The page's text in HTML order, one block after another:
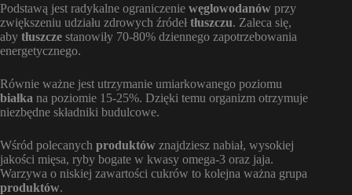
Podstawą jest radykalne ograniczenie węglowodanów przy
zwiększeniu udziału zdrowych źródełtłuszczu. Zaleca się,
aby tłuszcze stanowiły 70-80% dziennego zapotrzebowania
energetycznego.
Równie ważne jest utrzymanie umiarkowanego poziomu
białka na poziomie 15-25%. Dzięki temu organizm otrzymuje
niezbędne składniki budulcowe.
Wśród polecanych produktów znajdziesz nabiał, wysokiej
jakości mięsa, ryby bogate w kwasy omega-3 oraz jaja.
Warzywa o niskiej zawartości cukrów to kolejna ważna grupa
produktów.